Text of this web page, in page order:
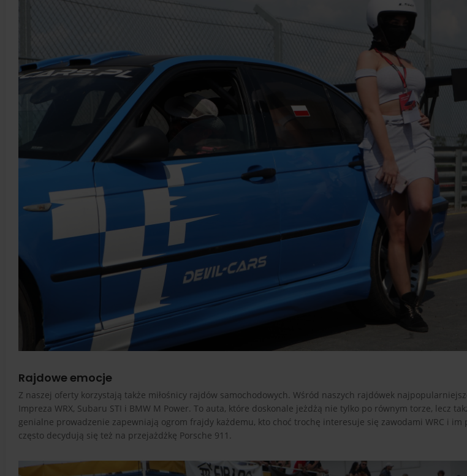
Rajdowe emocje
Z naszej oferty korzystają także miłośnicy rajdów samochodowych. Wśród naszych rajdówek
Impreza WRX, Subaru STI i BMW M Power. To auta, które doskonale jeżdżą nie tylko po równym torze, lecz
genialne prowadzenie zapewniają ogrom frajdy każdemu, kto choć trochę interesuje się zawodami WRC i im
często decydują się też na przejażdżkę Porsche 911.